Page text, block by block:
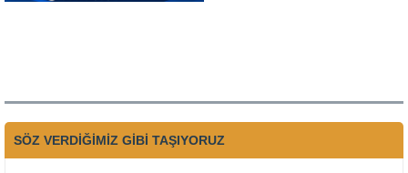
SÖZ VERDİĞİMİZ GİBİ TAŞIYORUZ